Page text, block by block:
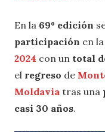
En la 69º edición
participación en
2024 con un total
el regreso de
Moldavia tras una
casi 30 años.